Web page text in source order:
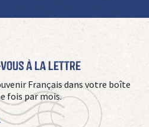
à La Lettre
Français dans votre boîte
fois par mois.